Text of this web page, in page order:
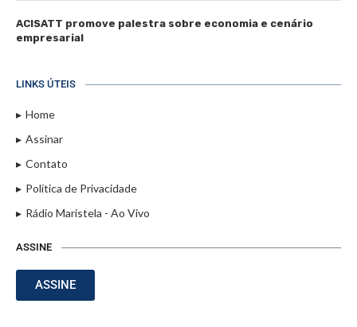
ACISATT promove palestra sobre economia e cenário
empresarial
LINKS ÚTEIS
Home
Assinar
Contato
Política de Privacidade
Rádio Maristela - Ao Vivo
ASSINE
ASSINE